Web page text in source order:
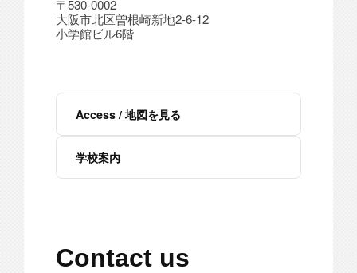
〒530-0002
大阪市北区曽根崎新地2-6-12
小学館ビル6階
Access / 地図を見る
学校案内
Contact us